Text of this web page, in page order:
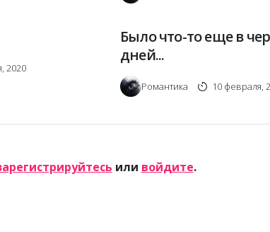
2020
Было что-то еще в
дней...
Романтика 10 февраля,
или войдите.